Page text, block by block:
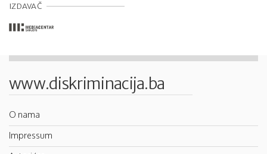
IZDAVAČ
www.diskriminacija.ba
O nama
Impressum